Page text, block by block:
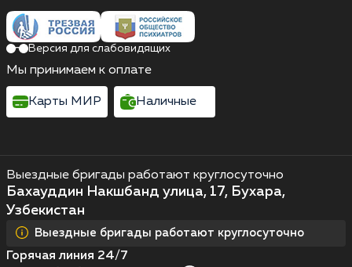
Выездные бригады работают круглосуточно
Бахауддин Накшбанд улица, 17, Бухара,
Узбекистан
Выездные бригады работают круглосуточно
Горячая линия 24/7
Версия для слабовидящих
Мы принимаем к оплате
Карты МИР Наличные